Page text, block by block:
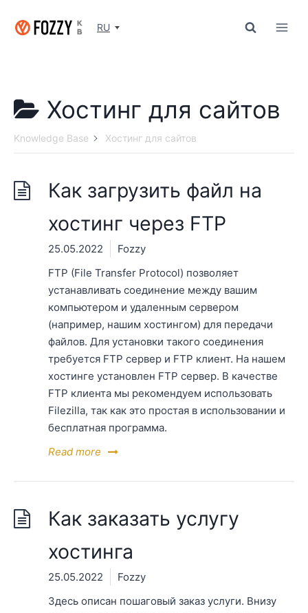
RU
Хостинг для сайтов
Knowledge Base Хостинг для сайтов
Как загрузить файл на
хостинг через FTP
25.05.2022
Fozzy
FTP (File Transfer Protocol) позволяет
устанавливать соединение между вашим
компьютером и удаленным сервером
(например, нашим хостингом) для передачи
файлов. Для установки такого соединения
требуется FTP сервер и FTP клиент. На нашем
хостинге установлен FTP сервер. В качестве
FTP клиента мы рекомендуем использовать
Filezilla, так как это простая в использовании и
бесплатная программа.
Read more
Как заказать услугу
хостинга
25.05.2022
Fozzy
Здесь описан пошаговый заказ услуги. Внизу